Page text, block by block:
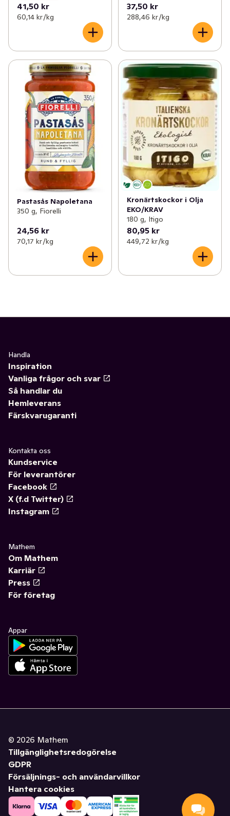
41,50 kr
60,14 kr /kg
37,50 kr
288,46 kr /kg
Pastasås Napoletana
350 g, Fiorelli
24,56 kr
70,17 kr /kg
Kronärtskockor i Olja
EKO/KRAV
180 g, Itigo
80,95 kr
449,72 kr /kg
Handla
Inspiration
Vanliga frågor och svar
Så handlar du
Hemleverans
Färskvarugaranti
Kontakta oss
Kundservice
För leverantörer
Facebook
X (f.d Twitter)
Instagram
Mathem
Om Mathem
Karriär
Press
För företag
Appar
© 2026 Mathem
Tillgänglighetsredogörelse
GDPR
Försäljnings- och användarvillkor
Hantera cookies